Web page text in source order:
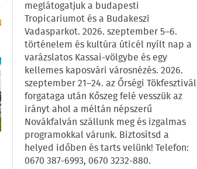
meglátogatjuk a budapesti
Tropicariumot és a Budakeszi
Vadasparkot. 2026. szeptember 5–6.
történelem és kultúra úticél nyílt nap a
varázslatos Kassai-völgybe és egy
kellemes kaposvári városnézés. 2026.
szeptember 21–24. az Őrségi Tökfesztivál
forgataga után Kőszeg felé vesszük az
irányt ahol a méltán népszerű
Novákfalván szállunk meg és izgalmas
programokkal várunk. Biztosítsd a
helyed időben és tarts velünk! Telefon:
0670 387-6993, 0670 3232-880.